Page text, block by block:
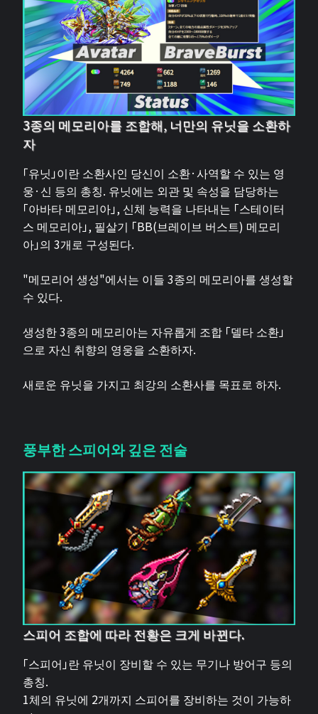
3종의 메모리아를 조합해, 너만의 유닛을 소환하
자
「유닛」이란 소환사인 당신이 소환·사역할 수 있는 영
웅·신 등의 총칭. 유닛에는 외관 및 속성을 담당하는
「아바타 메모리아」, 신체 능력을 나타내는 「스테이터
스 메모리아」, 필살기 「BB(브레이브 버스트) 메모리
아」의 3개로 구성된다.
"메모리어 생성"에서는 이들 3종의 메모리아를 생성할
수 있다.
생성한 3종의 메모리아는 자유롭게 조합 「델타 소환」
으로 자신 취향의 영웅을 소환하자.
새로운 유닛을 가지고 최강의 소환사를 목표로 하자.
풍부한 스피어와 깊은 전술
스피어 조합에 따라 전황은 크게 바뀐다.
「스피어」란 유닛이 장비할 수 있는 무기나 방어구 등의
총칭.
1체의 유닛에 2개까지 스피어를 장비하는 것이 가능하